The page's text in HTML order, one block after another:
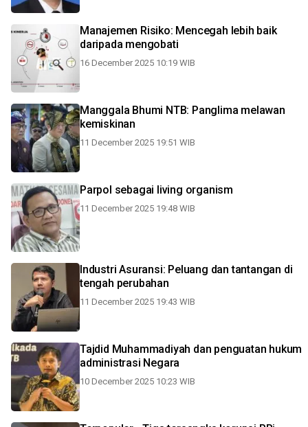
Manajemen Risiko: Mencegah lebih baik
daripada mengobati
16 December 2025 10:19 WIB
Manggala Bhumi NTB: Panglima melawan
kemiskinan
11 December 2025 19:51 WIB
Parpol sebagai living organism
11 December 2025 19:48 WIB
Industri Asuransi: Peluang dan tantangan di
tengah perubahan
11 December 2025 19:43 WIB
Tajdid Muhammadiyah dan penguatan hukum
administrasi Negara
10 December 2025 10:23 WIB